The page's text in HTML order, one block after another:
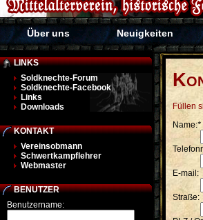
Über uns Neuigkeiten
LINKS
Soldknechte-Forum
Soldknechte-Facebook
Links
Downloads
KONTAKT
Vereinsobmann
Schwertkampflehrer
Webmaster
BENUTZER
Benutzername:
K
Füllen
Name:*
E-mail:
Straße: